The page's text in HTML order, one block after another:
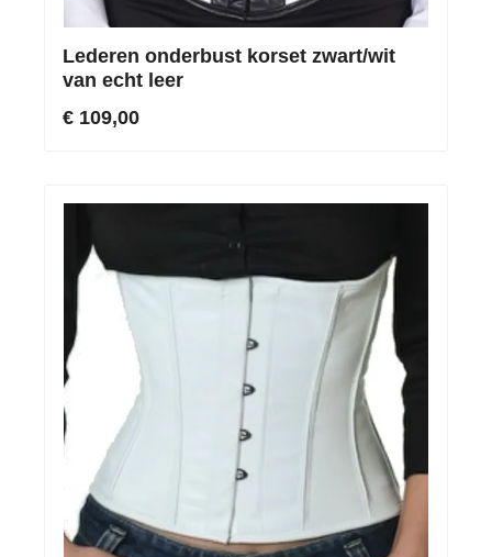
Lederen onderbust korset zwart/wit
van echt leer
€ 109,00